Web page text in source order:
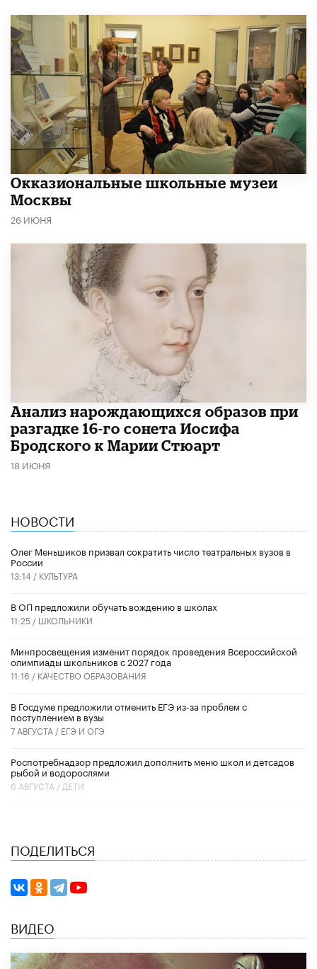
​Окказиональные школьные музеи
Москвы
26 ИЮНЯ
Анализ нарождающихся образов при
разгадке 16-го сонета Иосифа
Бродского к Марии Стюарт
18 ИЮНЯ
НОВОСТИ
Олег Меньшиков призвал сократить число театральных вузов в
России
13:14 / КУЛЬТУРА
В ОП предложили обучать вождению в школах
11:25 / ШКОЛЬНИКИ
Минпросвещения изменит порядок проведения Всероссийской
олимпиады школьников с 2027 года
11:16 / КАЧЕСТВО ОБРАЗОВАНИЯ
В Госдуме предложили отменить ЕГЭ из-за проблем с
поступлением в вузы
7 АВГУСТА / ЕГЭ И ОГЭ
Роспотребнадзор предложил дополнить меню школ и детсадов
рыбой и водорослями
6 АВГУСТА / ДЕТИ
ПОДЕЛИТЬСЯ
ВИДЕО